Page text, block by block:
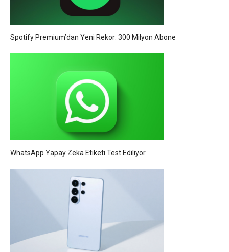
Spotify Premium’dan Yeni Rekor: 300 Milyon Abone
WhatsApp Yapay Zeka Etiketi Test Ediliyor